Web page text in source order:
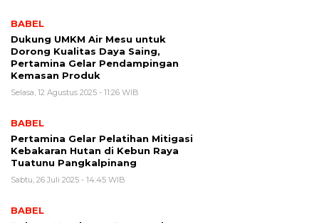
BABEL
Dukung UMKM Air Mesu untuk
Dorong Kualitas Daya Saing,
Pertamina Gelar Pendampingan
Kemasan Produk
Selasa, 12 Agustus 2025 - 11:26 WIB
BABEL
Pertamina Gelar Pelatihan Mitigasi
Kebakaran Hutan di Kebun Raya
Tuatunu Pangkalpinang
Sabtu, 26 Juli 2025 - 14:45 WIB
BABEL